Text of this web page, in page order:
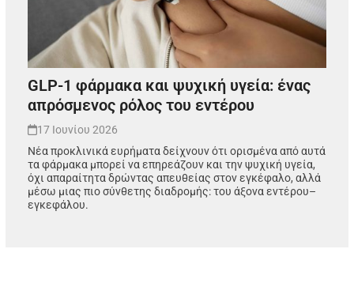
GLP-1 φάρμακα και ψυχική υγεία: ένας
απρόσμενος ρόλος του εντέρου
17 Ιουνίου 2026
Νέα προκλινικά ευρήματα δείχνουν ότι ορισμένα από αυτά
τα φάρμακα μπορεί να επηρεάζουν και την ψυχική υγεία,
όχι απαραίτητα δρώντας απευθείας στον εγκέφαλο, αλλά
μέσω μιας πιο σύνθετης διαδρομής: του άξονα εντέρου–
εγκεφάλου.